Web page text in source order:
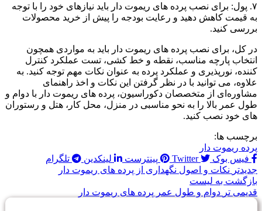
۷. پول: برای نصب پرده های ریموت دار باید نیازهای خود را با توجه
به قیمت کاهش دهید و رعایت بودجه را پیش از خرید محصولات
بررسی کنید.
در کل، برای نصب پرده های ریموت دار باید به مواردی همچون
انتخاب پارچه مناسب، نقطه و خط کشی، تست عملکرد کنترل
کننده، نورپذیری و عملکرد پرده به عنوان نکات مهم توجه کنید. به
علاوه، می توانید با در نظر گرفتن این نکات و اخذ راهنمای
مشاوره‌ای از متخصصان دکوراسیون، پرده های ریموت دار با دوام و
طول عمر بالا را به نحو مناسبی در منزل، محل کار، هتل و رستوران
های خود نصب کنید.
برچسب ها:
پرده ریموت دار
فیس بوک
Twitter پینترست لینکدین
تلگرام
جدیدتر نکات و اصول نگهداری از پرده های ریموت دار
بازگشت به لیست
قدیمی تر دوام و طول عمر پرده های ریموت دار